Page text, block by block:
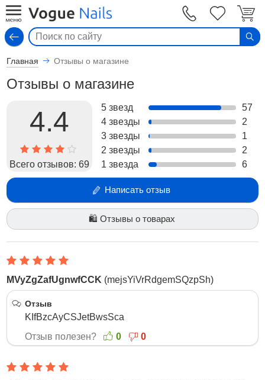
Главная Отзывы о магазине
Отзывы о магазине
4.4
Всего отзывов:69
5 звезд
57
4 звезды
2
3 звезды
1
2 звезды
2
1 звезда
6
Написать отзыв
🛍️ Отзывы о товарах
MVyZgZafUgnwfCCK (mejsYiVrRdgemSQzpSh)
Отзыв
KIfBzcAyCSJetBwsSca
Отзыв полезен?
0 0